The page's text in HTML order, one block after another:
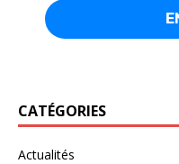
CATÉGORIES
Actualités